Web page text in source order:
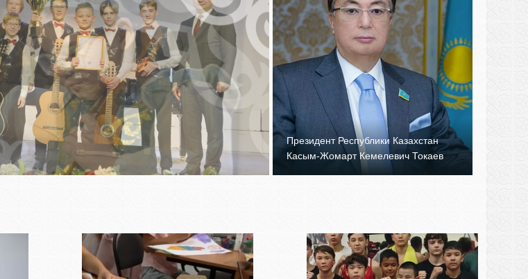
Президент Республики Казахстан
Касым-Жомарт Кемелевич Токаев